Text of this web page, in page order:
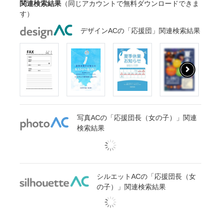
関連検索結果 （同じアカウントで無料ダウンロードできま
す）
デザインACの「応援団」関連検索結果
写真ACの「応援団長（女の子）」関連
検索結果
シルエットACの「応援団長（女
の子）」関連検索結果